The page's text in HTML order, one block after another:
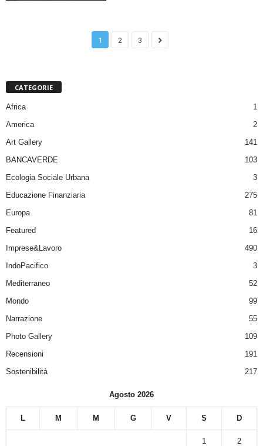
1 2 3
CATEGORIE
Africa
1
America
2
Art Gallery
141
BANCAVERDE
103
Ecologia Sociale Urbana
3
Educazione Finanziaria
275
Europa
81
Featured
16
Imprese&Lavoro
490
IndoPacifico
3
Mediterraneo
52
Mondo
99
Narrazione
55
Photo Gallery
109
Recensioni
191
Sostenibilità
217
Agosto 2026
L M M G V S D
1 2